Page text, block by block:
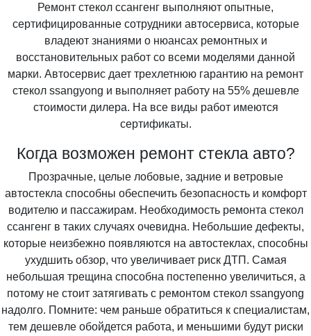
Ремонт стекол ссангенг выполняют опытные,
сертифицированные сотрудники автосервиса, которые
владеют знаниями о нюансах ремонтных и
восстановительных работ со всеми моделями данной
марки. Автосервис дает трехлетнюю гарантию на ремонт
стекол ssangyong и выполняет работу на 55% дешевле
стоимости дилера. На все виды работ имеются
сертификаты.
Когда возможен ремонт стекла авто?
Прозрачные, целые лобовые, задние и ветровые
автостекла способны обеспечить безопасность и комфорт
водителю и пассажирам. Необходимость ремонта стекол
ссангенг в таких случаях очевидна. Небольшие дефекты,
которые неизбежно появляются на автостеклах, способны
ухудшить обзор, что увеличивает риск ДТП. Самая
небольшая трещина способна постепенно увеличиться, а
потому не стоит затягивать с ремонтом стекол ssangyong
надолго. Помните: чем раньше обратиться к специалистам,
тем дешевле обойдется работа, и меньшими будут риски